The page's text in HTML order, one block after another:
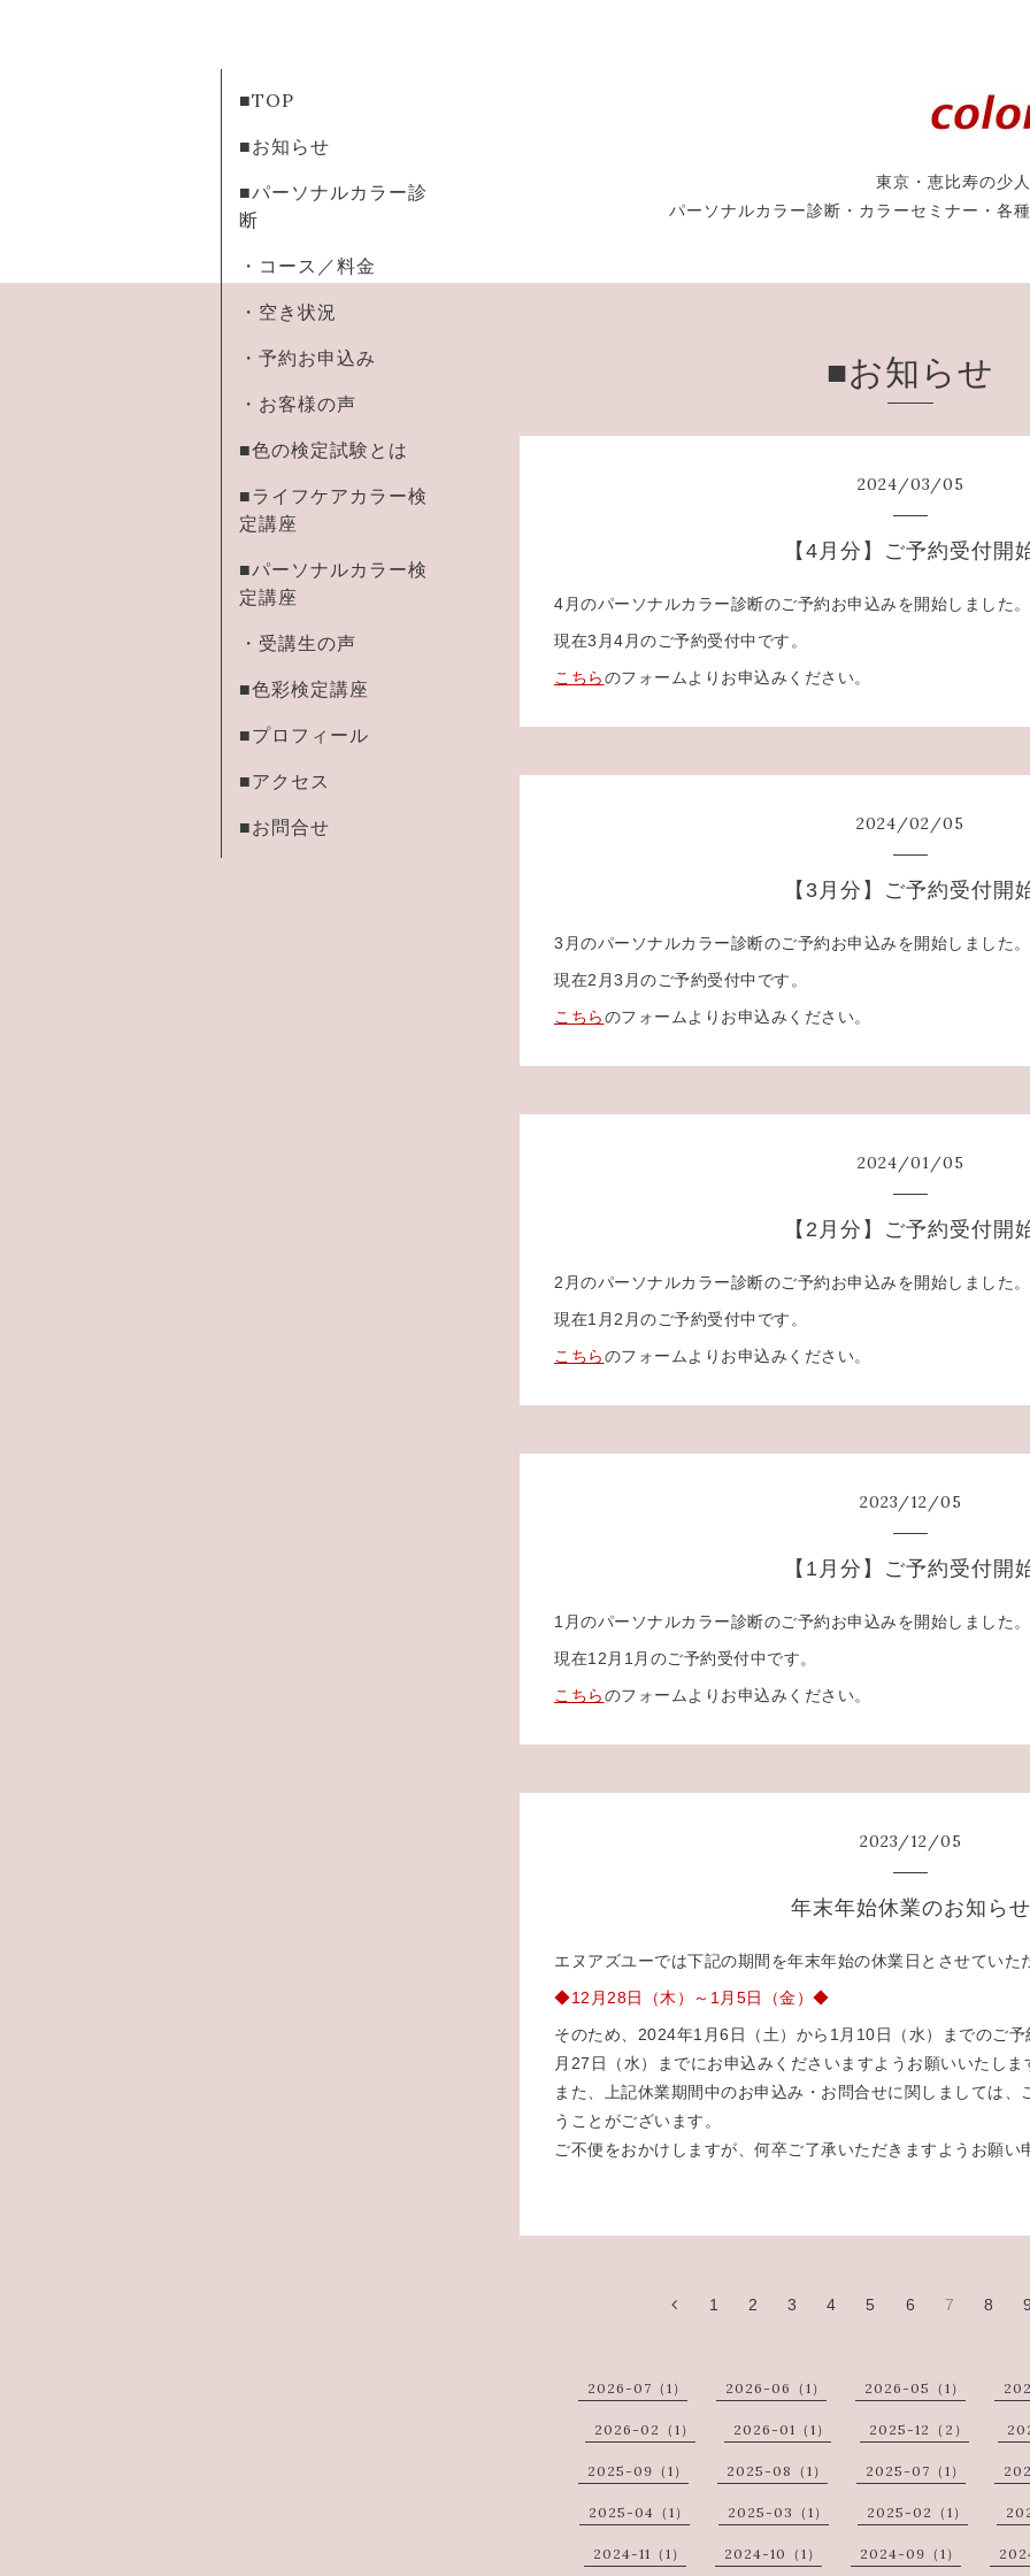
東京・恵比寿の少
パーソナルカラー診断・カラーセミナー・各
■TOP
■お知らせ
■パーソナルカラー診
断
・コース／料金
・空き状況
・予約お申込み
・お客様の声
■色の検定試験とは
■ライフケアカラー検
定講座
■パーソナルカラー検
定講座
・受講生の声
■色彩検定講座
■プロフィール
■アクセス
■お問合せ
■お知らせ
2024/03/05
【4月分】ご予約受付開
4月のパーソナルカラー診断のご予約お申込みを開始しました。
現在3月4月のご予約受付中です。
こちらのフォームよりお申込みください。
2024/02/05
【3月分】ご予約受付開
3月のパーソナルカラー診断のご予約お申込みを開始しました。
現在2月3月のご予約受付中です。
こちらのフォームよりお申込みください。
2024/01/05
【2月分】ご予約受付開
2月のパーソナルカラー診断のご予約お申込みを開始しました。
現在1月2月のご予約受付中です。
こちらのフォームよりお申込みください。
2023/12/05
【1月分】ご予約受付開
1月のパーソナルカラー診断のご予約お申込みを開始しました。
現在12月1月のご予約受付中です。
こちらのフォームよりお申込みください。
2023/12/05
年末年始休業のお知らせ
エヌアズユーでは下記の期間を年末年始の休業日とさせていた
◆12月28日（木）～1月5日（金）◆
そのため、2024年1月6日（土）から1月10日（水）までのご
月27日（水）までにお申込みくださいますようお願いいたしま
また、上記休業期間中のお申込み・お問合せに関しましては
うことがございます。
ご不便をおかけしますが、何卒ご了承いただきますようお願い
1 2 3 4 5 6 7 8
2026-07（1） 2026-06（1） 2026-05（1）
2026-02（1） 2026-01（1） 2025-12（2）
2025-09（1） 2025-08（1） 2025-07（1）
2025-04（1） 2025-03（1） 2025-02（1）
2024-11（1） 2024-10（1） 2024-09（1）